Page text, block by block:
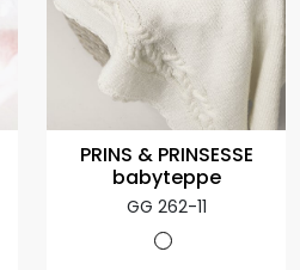
PRINS & PRINSESSE
babyteppe
GG 262-11